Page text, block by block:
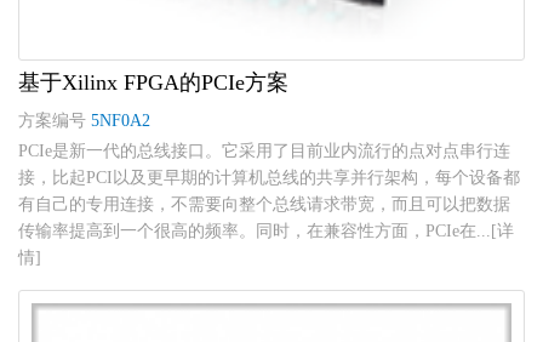
基于Xilinx FPGA的PCIe方案
方案编号 5NF0A2
PCIe是新一代的总线接口。它采用了目前业内流行的点对点串行连
接，比起PCI以及更早期的计算机总线的共享并行架构，每个设备都
有自己的专用连接，不需要向整个总线请求带宽，而且可以把数据
传输率提高到一个很高的频率。同时，在兼容性方面，PCIe在...[详
情]